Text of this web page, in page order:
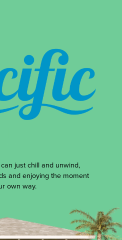
just chill and unwind,
and enjoying the moment
own way.